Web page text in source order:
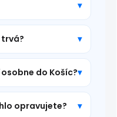
do Košíc?
opravujete?